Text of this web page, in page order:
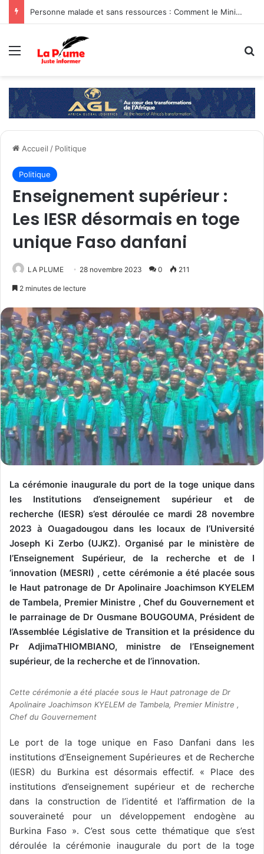
Personne malade et sans ressources : Comment le Ministère de la Famille et de la Solidarité intervient-il ?
Menu
Accueil / Politique
Politique
Enseignement supérieur :
Les IESR désormais en toge
unique Faso danfani
LA PLUME 28 novembre 2023 0 211
2 minutes de lecture
La cérémonie inaugurale du port de la toge unique dans
les Institutions d’enseignement supérieur et de
recherche (IESR) s’est déroulée ce mardi 28 novembre
2023 à Ouagadougou dans les locaux de l’Université
Joseph Ki Zerbo (UJKZ). Organisé par le ministère de
l’Enseignement Supérieur, de la recherche et de I
‘innovation (MESRI) , cette cérémonie a été placée sous
le Haut patronage de Dr Apolinaire Joachimson KYELEM
de Tambela, Premier Ministre , Chef du Gouvernement et
le parrainage de Dr Ousmane BOUGOUMA, Président de
l’Assemblée Législative de Transition et la présidence du
Pr AdjimaTHIOMBIANO, ministre de l’Enseignement
supérieur, de la recherche et de l’innovation.
Cette cérémonie a été placée sous le Haut patronage de Dr
Apolinaire Joachimson KYELEM de Tambela, Premier Ministre ,
Chef du Gouvernement
Le port de la toge unique en Faso Danfani dans les
institutions d’Enseignement Supérieures et de Recherche
(IESR) du Burkina est désormais effectif. « Place des
institutions d’enseignement supérieur et de recherche
dans la construction de l’identité et l’affirmation de la
souveraineté pour un développement endogène au
Burkina Faso ». C’est sous cette thématique que s’est
déroulée la cérémonie inaugurale du port de la toge